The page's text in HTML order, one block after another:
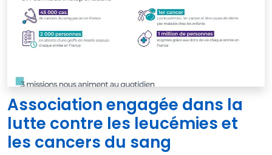
Association engagée dans la
lutte contre les leucémies et
les cancers du sang